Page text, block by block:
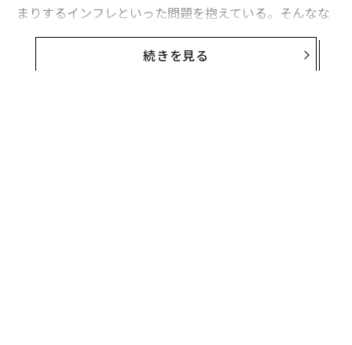
まりするインフレといった問題を抱えている。そんなな
か、独特の課題に直面しているのが大卒の労働者だ。
そこで今回は、最新の労働市場データと、金融、経済、
続きを見る